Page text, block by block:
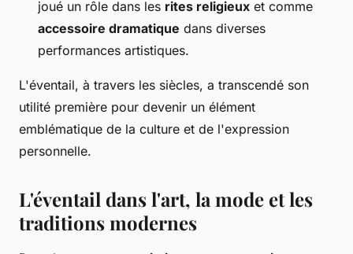
joué un rôle dans les rites religieux et comme
accessoire dramatique dans diverses
performances artistiques.
L'éventail, à travers les siècles, a transcendé son
utilité première pour devenir un élément
emblématique de la culture et de l'expression
personnelle.
L'éventail dans l'art, la mode et les
traditions modernes